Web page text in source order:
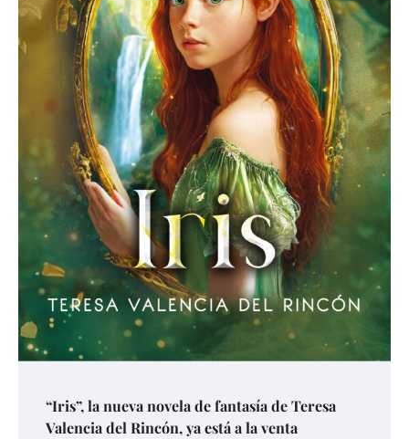
“Iris”, la nueva novela de fantasía de Teresa
Valencia del Rincón, ya está a la venta